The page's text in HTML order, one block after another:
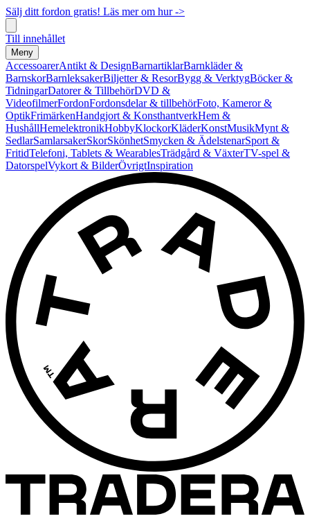
Sälj ditt fordon gratis! Läs mer om hur ->
Till innehållet
Meny
AccessoarerAntikt & DesignBarnartiklarBarnkläder &
BarnskorBarnleksakerBiljetter & ResorBygg & VerktygBöcker &
TidningarDatorer & TillbehörDVD &
VideofilmerFordonFordonsdelar & tillbehörFoto, Kameror &
OptikFrimärkenHandgjort & KonsthantverkHem &
HushållHemelektronikHobbyKlockorKläderKonstMusikMynt &
SedlarSamlarsakerSkorSkönhetSmycken & ÄdelstenarSport &
FritidTelefoni, Tablets & WearablesTrädgård & VäxterTV-spel &
DatorspelVykort & BilderÖvrigtInspiration